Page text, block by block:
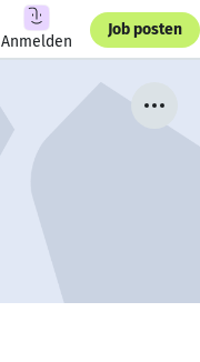
Anmelden
Job posten